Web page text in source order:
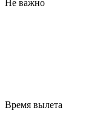
Не важно
Время вылета